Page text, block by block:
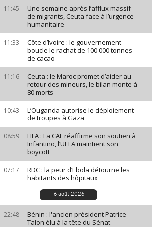
11:45
Une semaine après l’afflux massif
de migrants, Ceuta face à l’urgence
humanitaire
11:33
Côte d’Ivoire : le gouvernement
boucle le rachat de 100 000 tonnes
de cacao
11:16
Ceuta : le Maroc promet d’aider au
retour des mineurs, le bilan monte à
80 morts
10:43
L’Ouganda autorise le déploiement
de troupes à Gaza
08:59
FIFA : La CAF réaffirme son soutien à
Infantino, l’UEFA maintient son
boycott
07:17
RDC : la peur d’Ebola détourne les
habitants des hôpitaux
6 août 2026
22:48
Bénin : l'ancien président Patrice
Talon élu à la tête du Sénat